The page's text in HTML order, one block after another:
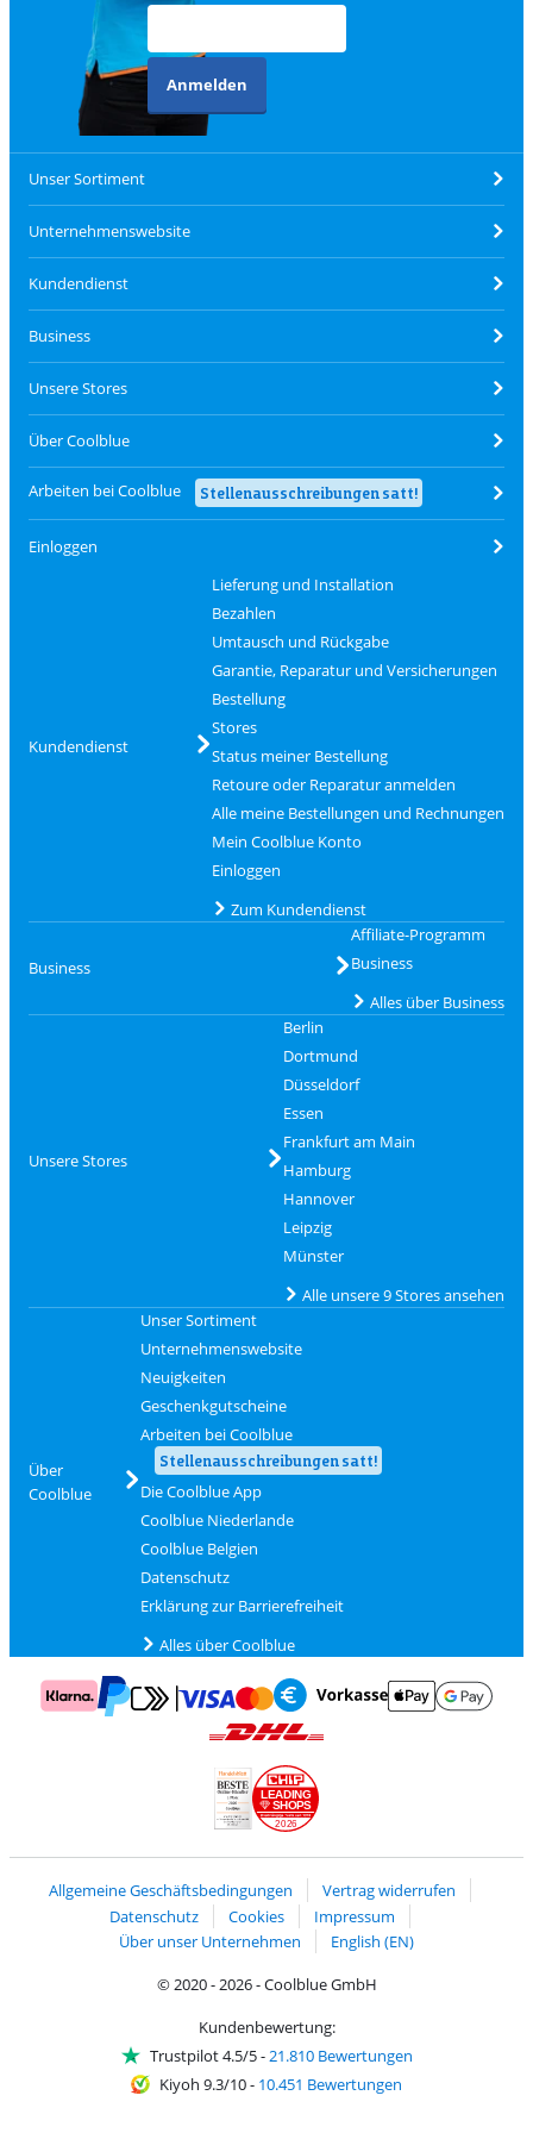
Anmelden
Unser Sortiment
Unternehmenswebsite
Kundendienst
Business
Unsere Stores
Über Coolblue
Arbeiten bei Coolblue Stellenausschreibungen satt!
Einloggen
Kundendienst
Lieferung und Installation
Bezahlen
Umtausch und Rückgabe
Garantie, Reparatur und Versicherungen
Bestellung
Stores
Status meiner Bestellung
Retoure oder Reparatur anmelden
Alle meine Bestellungen und Rechnungen
Mein Coolblue Konto
Einloggen
Zum Kundendienst
Business
Affiliate-Programm
Business
Alles über Business
Unsere Stores
Berlin
Dortmund
Düsseldorf
Essen
Frankfurt am Main
Hamburg
Hannover
Leipzig
Münster
Alle unsere 9 Stores ansehen
Über
Coolblue
Unser Sortiment
Unternehmenswebsite
Neuigkeiten
Geschenkgutscheine
Arbeiten bei Coolblue
Stellenausschreibungen satt!
Die Coolblue App
Coolblue Niederlande
Coolblue Belgien
Datenschutz
Erklärung zur Barrierefreiheit
Alles über Coolblue
Zahlung mit PayPal
Zahlung mit Mastercard und Visa über Click to Pay
Zahlung mit Vorkasse
2026
LEADING
SHOPS
Allgemeine Geschäftsbedingungen
Vertrag widerrufen
Datenschutz
Cookies
Impressum
Über unser Unternehmen
English (EN)
© 2020 - 2026 - Coolblue GmbH
Kundenbewertung:
Trustpilot 4.5/5-21.810 Bewertungen
Kiyoh 9.3/10- 10.451 Bewertungen